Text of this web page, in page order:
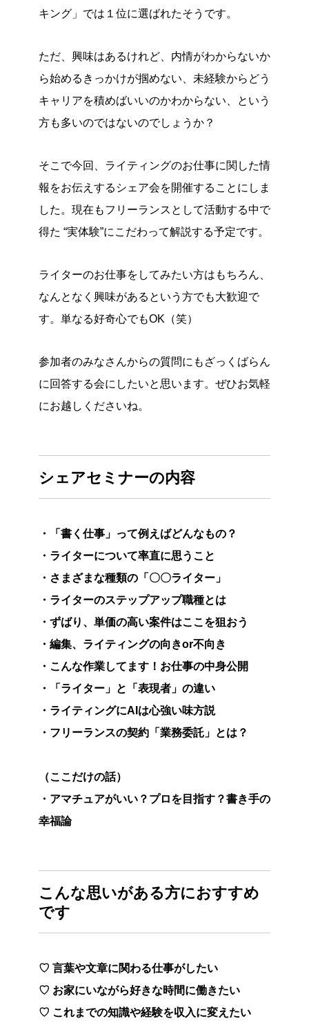
キング」では１位に選ばれたそうです。
ただ、興味はあるけれど、内情がわからないか
ら始めるきっかけが掴めない、未経験からどう
キャリアを積めばいいのかわからない、という
方も多いのではないのでしょうか？
そこで今回、ライティングのお仕事に関した情
報をお伝えするシェア会を開催することにしま
した。現在もフリーランスとして活動する中で
得た “実体験”にこだわって解説する予定です。
ライターのお仕事をしてみたい方はもちろん、
なんとなく興味があるという方でも大歓迎で
す。単なる好奇心でもOK（笑）
参加者のみなさんからの質問にもざっくばらん
に回答する会にしたいと思います。ぜひお気軽
にお越しくださいね。
シェアセミナーの内容
・「書く仕事」って例えばどんなもの？
・ライターについて率直に思うこと
・ さまざまな種類の「〇〇ライター」
・ライターのステップアップ職種とは
・ずばり、単価の高い案件はここを狙おう
・編集、ライティングの向きor不向き
・こんな作業してます！お仕事の中身公開
・「ライター」と「表現者」の違い
・ライティングにAIは心強い味方説
・フリーランスの契約「業務委託」とは？
（ここだけの話）
・アマチュアがいい？プロを目指す？書き手の
幸福論
こんな思いがある方におすすめ
です
♡ 言葉や文章に関わる仕事がしたい
♡ お家にいながら好きな時間に働きたい
♡ これまでの知識や経験を収入に変えたい